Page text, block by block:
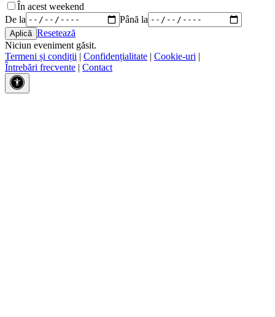
În acest weekend
De la
Până la
Resetează
Niciun eveniment găsit.
Termeni și condiții | Confidențialitate | Cookie-uri |
Întrebări frecvente | Contact